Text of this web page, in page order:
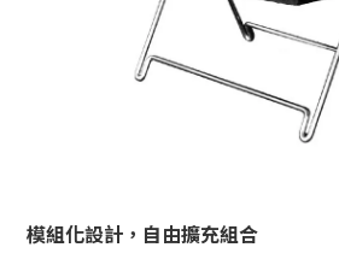
模組化設計，自由擴充組合